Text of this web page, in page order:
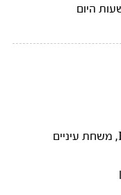
ויטמין K, משחת עיניים